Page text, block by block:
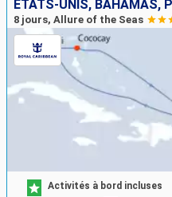
8 jours, Allure of the Seas
Activités à bord incluses